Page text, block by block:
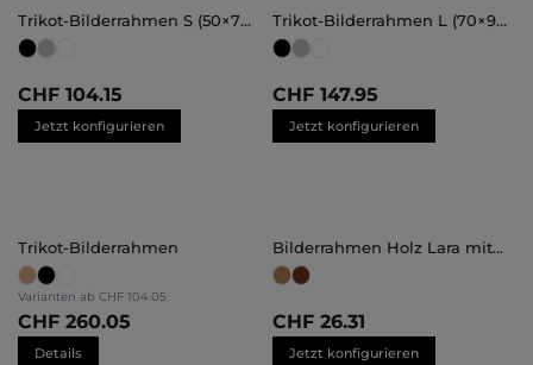
Trikot-Bilderrahmen S (50×70
cm)
CHF 104.15
Jetzt konfigurieren
Trikot-Bilderrahmen L (70×90
cm – Bestseller)
CHF 147.95
Jetzt konfigurieren
Trikot-Bilderrahmen
Varianten ab CHF 104.05
CHF 260.05
Details
Bilderrahmen Holz Lara mit
Abstandsleiste
Maßanfertigung
CHF 26.31
Jetzt konfigurieren